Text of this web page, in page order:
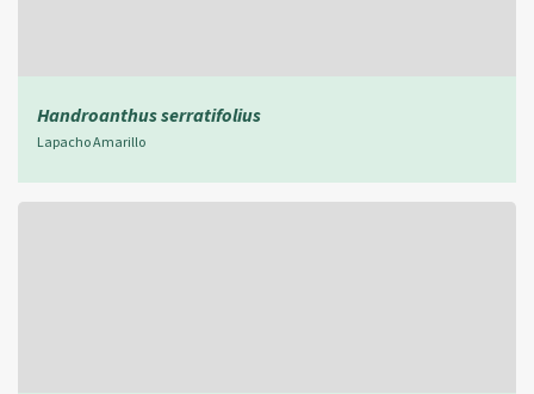
Handroanthus serratifolius
Lapacho Amarillo